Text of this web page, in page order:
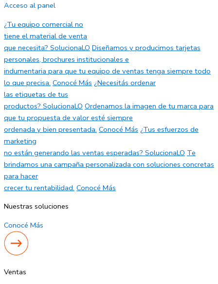
Acceso al panel
¿Tu equipo comercial no
tiene el material de venta
que necesita? SolucionaLO Diseñamos y producimos tarjetas
personales, brochures institucionales e
indumentaria para que tu equipo de ventas tenga siempre todo
lo que precisa. Conocé Más ¿Necesitás ordenar
las etiquetas de tus
productos? SolucionaLO Ordenamos la imagen de tu marca para
que tu propuesta de valor esté siempre
ordenada y bien presentada. Conocé Más ¿Tus esfuerzos de
marketing
no están generando las ventas esperadas? SolucionaLO Te
brindamos una campaña personalizada con soluciones concretas
para hacer
crecer tu rentabilidad. Conocé Más
Nuestras soluciones
Conocé Más
Ventas